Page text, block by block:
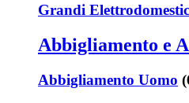
Grandi
Abbigliamento e
Abbigliamento Uomo